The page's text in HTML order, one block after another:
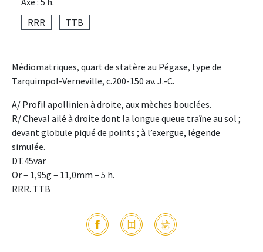
RRR
TTB
Médiomatriques, quart de statère au Pégase, type de
Tarquimpol-Verneville, c.200-150 av. J.-C.
A/ Profil apollinien à droite, aux mèches bouclées.
R/ Cheval ailé à droite dont la longue queue traîne au sol ;
devant globule piqué de points ; à l’exergue, légende
simulée.
DT.45var
Or – 1,95g – 11,0mm – 5 h.
RRR. TTB